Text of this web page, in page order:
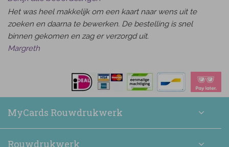
Het was heel makkelijk om een kaart naar wens uit te
zoeken en daarna te bewerken. De bestelling is snel
binnen gekomen en zag er verzorgd uit.
Margreth
MyCards Rouwdrukwerk
Rouwdrukwerk